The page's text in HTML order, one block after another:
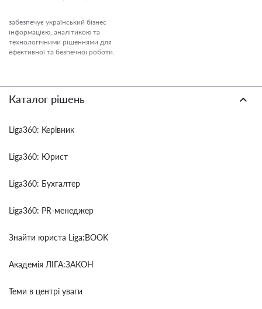
забезпечує український бізнес
інформацією, аналітикою та
технологічними рішеннями для
ефективної та безпечної роботи.
Каталог рішень
Liga360: Керівник
Liga360: Юрист
Liga360: Бухгалтер
Liga360: PR-менеджер
Знайти юриста Liga:BOOK
Академія ЛІГА:ЗАКОН
Теми в центрі уваги